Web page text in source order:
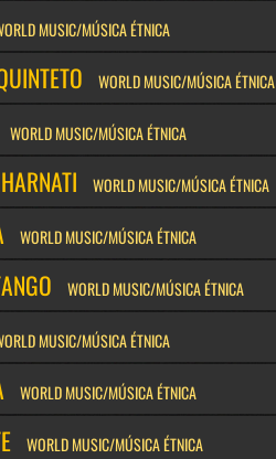
MUSIC/MÚSICA ÉTNICA
WORLD MUSIC/MÚSICA ÉTNICA
WORLD MUSIC/MÚSICA ÉTNICA
WORLD MUSIC/MÚSICA ÉTNICA
WORLD MUSIC/MÚSICA ÉTNICA
WORLD MUSIC/MÚSICA ÉTNICA
MUSIC/MÚSICA ÉTNICA
WORLD MUSIC/MÚSICA ÉTNICA
WORLD MUSIC/MÚSICA ÉTNICA